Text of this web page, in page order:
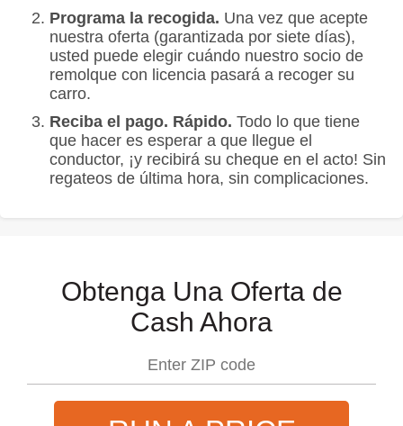
Programa la recogida. Una vez que acepte
nuestra oferta (garantizada por siete días),
usted puede elegir cuándo nuestro socio de
remolque con licencia pasará a recoger su
carro.
Reciba el pago. Rápido. Todo lo que tiene
que hacer es esperar a que llegue el
conductor, ¡y recibirá su cheque en el acto! Sin
regateos de última hora, sin complicaciones.
Obtenga Una Oferta de
Cash Ahora